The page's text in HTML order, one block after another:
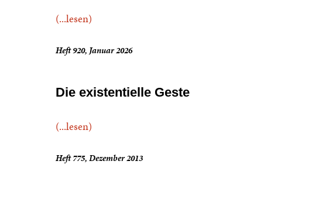
(...lesen)
Heft 920, Januar 2026
Die existentielle Geste
(...lesen)
Heft 775, Dezember 2013